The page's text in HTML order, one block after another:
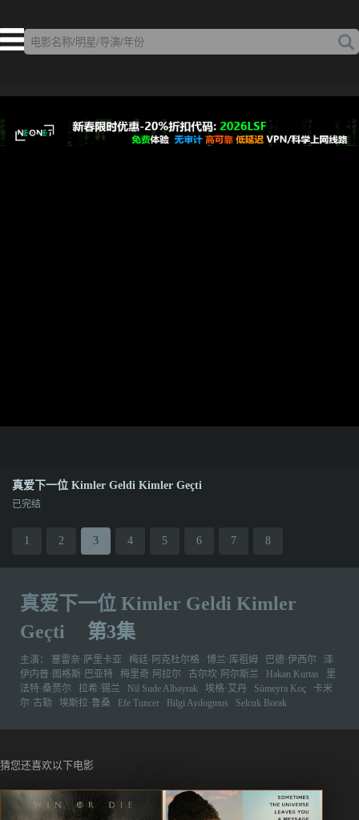
真爱下一位 Kimler Geldi Kimler Geçti
已完结
1 2 3 4 5 6 7 8
真爱下一位 Kimler Geldi Kimler
Geçti
第3集
主演： 塞雷奈·萨里卡亚 梅廷·阿克杜尔格 博兰·库祖姆 巴德·伊西尔
泽
伊内普·图格斯·巴亚特
梅里奇·阿拉尔 古尔坎·阿尔斯兰 Hakan Kurtas
里
法特·桑贾尔
拉希·锡兰 Nil Sude Albayrak 埃格·艾丹 Sümeyra Koç
卡米
尔·古勒
埃斯拉·鲁桑 Efe Tuncer Bilgi Aydogmus Selcuk Borak
猜您还喜欢以下电影